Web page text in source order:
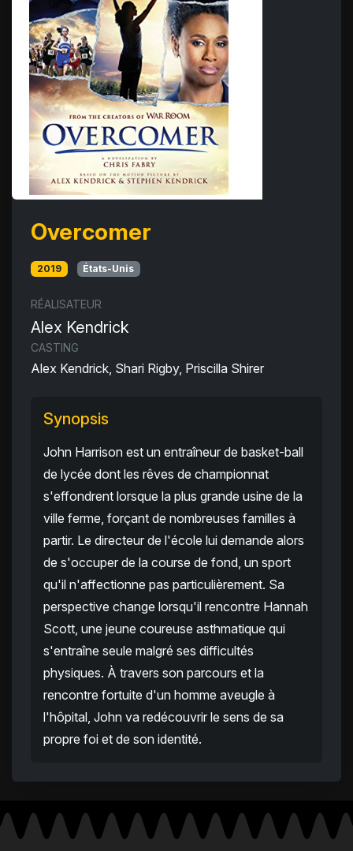
Overcomer
2019 États-Unis
RÉALISATEUR
Alex Kendrick
CASTING
Alex Kendrick, Shari Rigby, Priscilla Shirer
Synopsis
John Harrison est un entraîneur de basket-ball
de lycée dont les rêves de championnat
s'effondrent lorsque la plus grande usine de la
ville ferme, forçant de nombreuses familles à
partir. Le directeur de l'école lui demande alors
de s'occuper de la course de fond, un sport
qu'il n'affectionne pas particulièrement. Sa
perspective change lorsqu'il rencontre Hannah
Scott, une jeune coureuse asthmatique qui
s'entraîne seule malgré ses difficultés
physiques. À travers son parcours et la
rencontre fortuite d'un homme aveugle à
l'hôpital, John va redécouvrir le sens de sa
propre foi et de son identité.